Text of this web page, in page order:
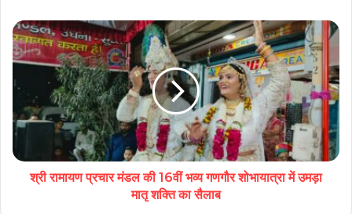
श्री रामायण प्रचार मंडल की 16वीं भव्य गणगौर शोभायात्रा में उमड़ा
मातृ शक्ति का सैलाब